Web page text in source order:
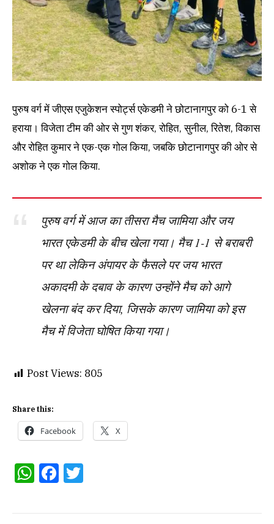
पुरुष वर्ग में जीएस एजुकेशन स्पोर्ट्स एकेडमी ने छोटानागपुर को 6-1 से
हराया। विजेता टीम की ओर से गुण शंकर, रोहित, सुनील, रितेश, विकास
और रोहित कुमार ने एक-एक गोल किया, जबकि छोटानागपुर की ओर से
अशोक ने एक गोल किया.
पुरुष वर्ग में आज का तीसरा मैच जामिया और जय
भारत एकेडमी के बीच खेला गया। मैच 1-1 से बराबरी
पर था लेकिन अंपायर के फैसले पर जय भारत
अकादमी के दबाव के कारण उन्होंने मैच को आगे
खेलना बंद कर दिया, जिसके कारण जामिया को इस
मैच में विजेता घोषित किया गया।
Post Views: 805
Share this:
Facebook X
WhatsApp
Facebook